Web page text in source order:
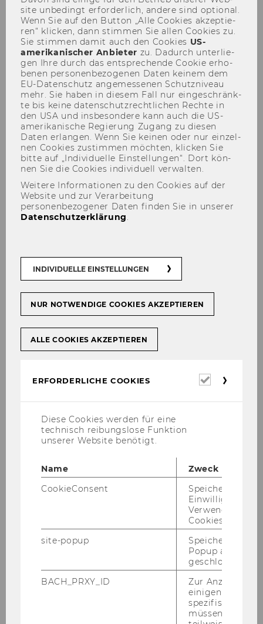
Defensio von MMMag. Franz
Koppensteiner, LL.M.
16.12.2009
site un­be­dingt er­for­der­lich, an­de­re sind op­tio­nal.
Wenn Sie auf den But­ton „Alle Coo­kies ak­zep­tie­
ren“ kli­cken, dann stim­men Sie allen Coo­kies zu.
Sie stim­men damit auch den Coo­kies US-​
amerikanischer An­bie­ter zu. Da­durch un­ter­lie­
gen Ihre durch das ent­spre­chen­de Coo­kie er­ho­
be­nen per­so­nen­be­zo­ge­nen Daten kei­nem dem
EU-​Datenschutz an­ge­mes­se­nen Schutz­ni­veau
mehr. Sie haben in die­sem Fall nur ein­ge­schränk­
te bis keine da­ten­schutz­recht­li­chen Rech­te in
den USA und ins­be­son­de­re kann auch die US-​
amerikanische Re­gie­rung Zu­gang zu die­sen
Daten er­lan­gen. Wenn Sie kei­nen oder nur ein­zel­
nen Coo­kies zu­stim­men möch­ten, kli­cken Sie
bitte auf „In­di­vi­du­el­le Ein­stel­lun­gen“. Dort kön­
nen Sie die Coo­kies in­di­vi­du­ell ver­wal­ten.
Weitere Informationen zu den Cookies auf der
Website und zur Verarbeitung
personenbezogener Daten finden Sie in unserer
Datenschutzerklärung
INDIVIDUELLE EINSTELLUNGEN
NUR NOTWENDIGE COOKIES AKZEPTIEREN
ALLE COOKIES AKZEPTIEREN
ERFORDERLICHE COOKIES
Diese Cookies werden für eine
technisch reibungslose Funktion
unserer Website benötigt.
Name
Zweck
CookieConsent
Speichert Ihre
Einwilligung zur
Verwendung von
Cookies.
site-popup
Speichert ob ein
Popup
geschlossen
BACH_PRXY_ID
Zur Anzeige von
einigen WU-
spezifischen
müssen